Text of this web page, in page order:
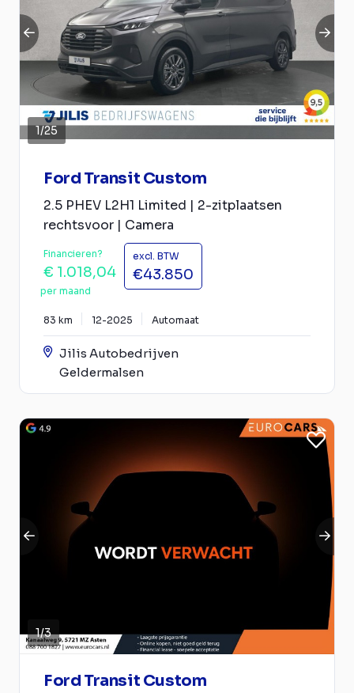
1/25
Ford Transit Custom
2.5 PHEV L2H1 Limited | 2-zitplaatsen
rechtsvoor | Camera
Financieren?
€ 1.018,04
per maand
excl. BTW
€43.850
83 km 12-2025 Automaat
Jilis Autobedrijven
Geldermalsen
1/3
Ford Transit Custom